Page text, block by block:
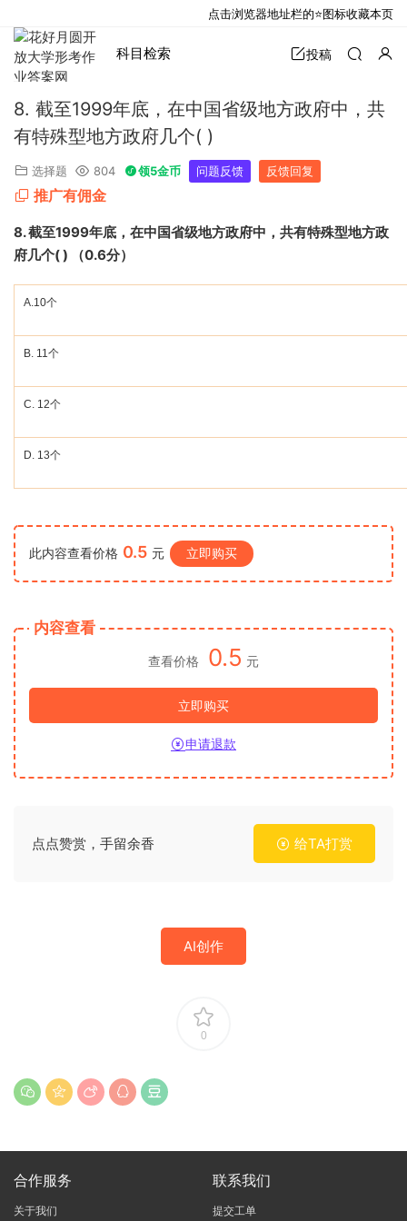
科目检索 投稿
8. 截至1999年底，在中国省级地方政府中，共
有特殊型地方政府几个( )
选择题 804 领5金币 问题反馈 反馈回复
推广有佣金
8.截至1999年底，在中国省级地方政府中，共有特殊型地方政
府几个( ) （0.6分）
A.10个
B. 11个
C. 12个
D. 13个
此内容查看价格 0.5 元 立即购买
内容查看
查看价格 0.5 元
立即购买
申请退款
点点赞赏，手留余香 给TA打赏
AI创作
0
合作服务
关于我们
联系我们
提交工单
点击浏览器地址栏的⭐图标收藏本页